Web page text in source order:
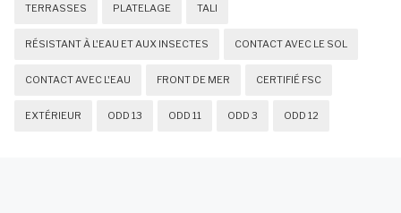
TERRASSES PLATELAGE TALI
RÉSISTANT À L'EAU ET AUX INSECTES CONTACT AVEC LE SOL
CONTACT AVEC L'EAU FRONT DE MER CERTIFIÉ FSC
EXTÉRIEUR ODD 13 ODD 11 ODD 3 ODD 12